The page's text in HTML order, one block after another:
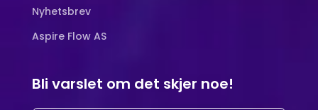
Nyhetsbrev
Aspire Flow AS
Bli varslet om det skjer noe!